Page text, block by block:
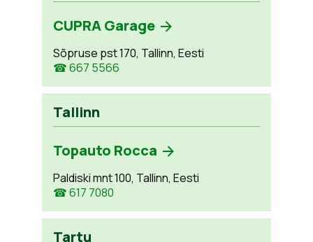
CUPRA Garage
Sõpruse pst 170, Tallinn, Eesti
☎ 667 5566
Tallinn
Topauto Rocca
Paldiski mnt 100, Tallinn, Eesti
☎ 617 7080
Tartu